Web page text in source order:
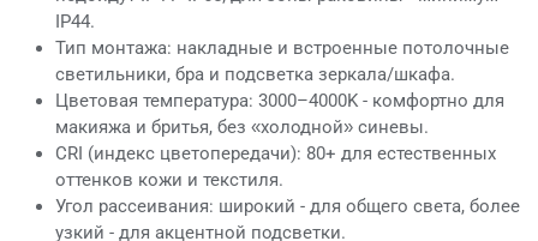
IP44.
Тип монтажа: накладные и встроенные потолочные
светильники, бра и подсветка зеркала/шкафа.
Цветовая температура: 3000–4000K - комфортно для
макияжа и бритья, без «холодной» синевы.
CRI (индекс цветопередачи): 80+ для естественных
оттенков кожи и текстиля.
Угол рассеивания: широкий - для общего света, более
узкий - для акцентной подсветки.